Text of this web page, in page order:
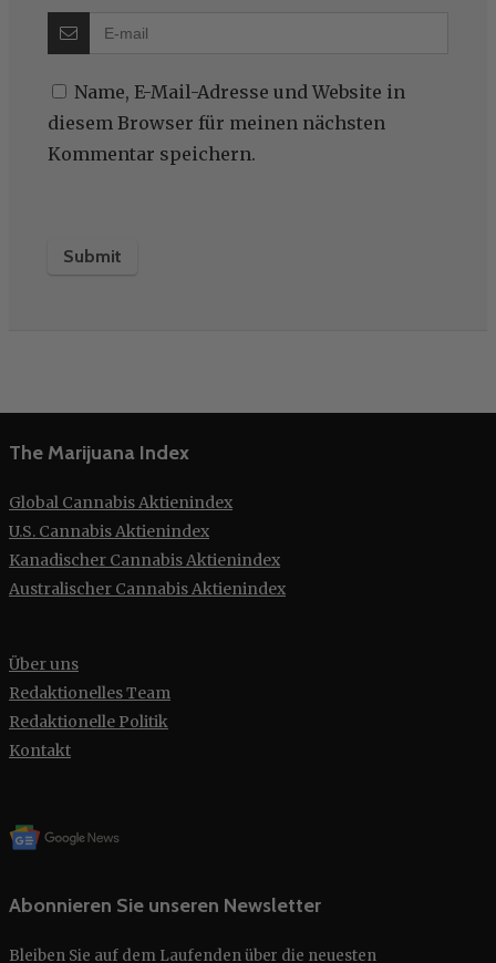
Name, E-Mail-Adresse und Website in
diesem Browser für meinen nächsten
Kommentar speichern.
The Marijuana Index
Global Cannabis Aktienindex
U.S. Cannabis Aktienindex
Kanadischer Cannabis Aktienindex
Australischer Cannabis Aktienindex
Über uns
Redaktionelles Team
Redaktionelle Politik
Kontakt
Abonnieren Sie unseren Newsletter
Bleiben Sie auf dem Laufenden über die neuesten